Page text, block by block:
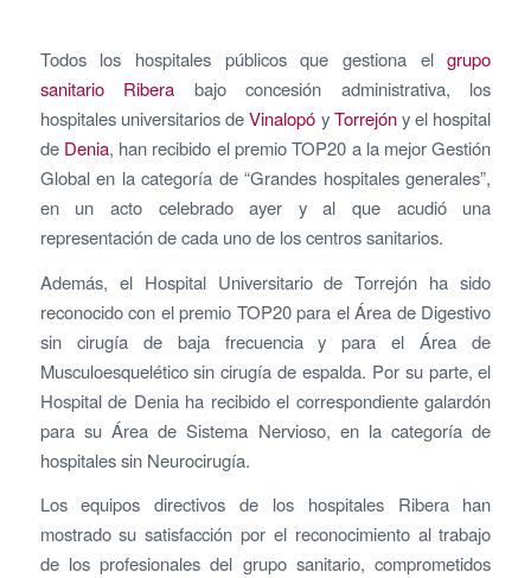
Todos los hospitales públicos que gestiona elgrupo
sanitario Ribera bajo concesión administrativa, los
hospitales universitarios deVinalopó yTorrejóny el hospital
de Denia, han recibido el premio TOP20 a la mejor Gestión
Global en la categoría de “Grandes hospitales generales”,
en un acto celebrado ayer y al que acudió una
representación de cada uno de los centros sanitarios.
Además, el Hospital Universitario de Torrejón ha sido
reconocido con el premio TOP20 para el Área de Digestivo
sin cirugía de baja frecuencia y para el Área de
Musculoesquelético sin cirugía de espalda. Por su parte, el
Hospital de Denia ha recibido el correspondiente galardón
para su Área de Sistema Nervioso, en la categoría de
hospitales sin Neurocirugía.
Los equipos directivos de los hospitales Ribera han
mostrado su satisfacción por el reconocimiento al trabajo
de los profesionales del grupo sanitario, comprometidos